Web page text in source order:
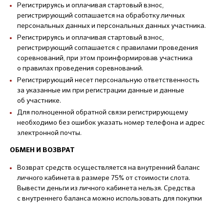
Регистрируясь и оплачивая стартовый взнос,
регистрирующий соглашается на обработку личных
персональных данных и персональных данных участника.
Регистрируясь и оплачивая стартовый взнос,
регистрирующий соглашается с правилами проведения
соревнований, при этом проинформировав участника
о правилах проведения соревнований.
Регистрирующий несет персональную ответственность
за указанные им при регистрации данные и данные
об участнике.
Для полноценной обратной связи регистрирующему
необходимо без ошибок указать номер телефона и адрес
электронной почты.
ОБМЕН И ВОЗВРАТ
Возврат средств осуществляется на внутренний баланс
личного кабинета в размере 75% от стоимости слота.
Вывести деньги из личного кабинета нельзя. Средства
с внутреннего баланса можно использовать для покупки